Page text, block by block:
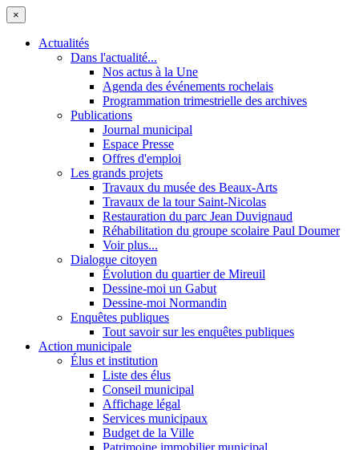
×
Actualités
Dans l'actualité...
Nos actus à la Une
Agenda des événements rochelais
Programmation trimestrielle des archives
Publications
Journal municipal
Espace Presse
Offres d'emploi
Les grands projets
Travaux du musée des Beaux-Arts
Travaux de la tour Saint-Nicolas
Restauration du parc Jean Duvignaud
Réhabilitation du groupe scolaire Paul Doumer
Voir plus...
Dialogue citoyen
Évolution du quartier de Mireuil
Dessine-moi un Gabut
Dessine-moi Normandin
Enquêtes publiques
Tout savoir sur les enquêtes publiques
Action municipale
Élus et institution
Liste des élus
Conseil municipal
Affichage légal
Services municipaux
Budget de la Ville
Patrimoine immobilier municipal